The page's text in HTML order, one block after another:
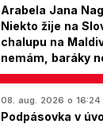
Arabela Jana
Niekto žije na
chalupu na
nemám, baráky
Slovákom
08. aug. 2026 o 16:24
Podpásovka v